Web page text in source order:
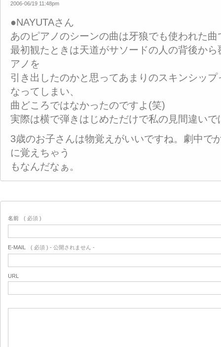
2006-06/19 11:48pm
●NAYUTAさん
あのピアノのシーンの曲は牙狼でも使われた曲
最初観たときは天道がサソードの人の背後か
アノを
引き出したのかと思ってあまりのスキンシッ
なってしまい、
曲どころではなかったのですよ(笑)
実際は横で弾きはじめただけで私の見間違い
3歳のお子さんは物覚えがいいですね。劇中で
に覚えちゃう
もなんだなぁ。
名前 ( 必須 )
E-MAIL ( 必須 ) - 公開されません -
URL